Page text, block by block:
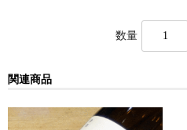
Valerie Frison（ｳﾞｧﾚﾘｰ･ﾌﾘｿ
数量
関連商品